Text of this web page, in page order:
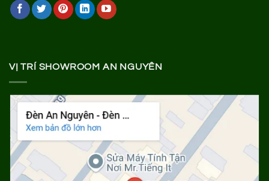
VỊ TRÍ SHOWROOM AN NGUYÊN